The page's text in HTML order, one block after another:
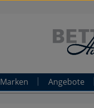
Marken Angebote